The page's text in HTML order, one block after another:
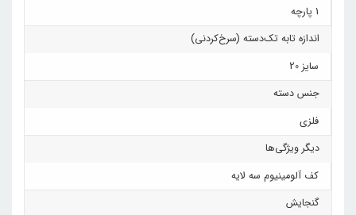
1 پارچه
اندازه تابه تک‌دسته (سرخ‌کردنی)
سایز 20
جنس دسته
فلزی
دیگر ویژگی‌ها
کف آلومینیوم سه لایه
گنجایش